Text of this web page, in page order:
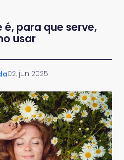
para que serve,
usar
02, jun 2025